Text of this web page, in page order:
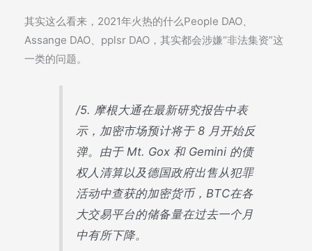
其实这么看来，2021年火热的什么People DAO、
Assange DAO、pplsr DAO，其实都会涉嫌“非法集资”这
一类的问题。
/5. 摩根大通在最新研究报告中表
示，加密市场预计将于 8 月开始反
弹。由于 Mt. Gox 和 Gemini 的债
权人清算以及德国政府出售从犯罪
活动中查获的加密货币，BTC在各
大交易平台的储备量在过去一个月
中有所下降。